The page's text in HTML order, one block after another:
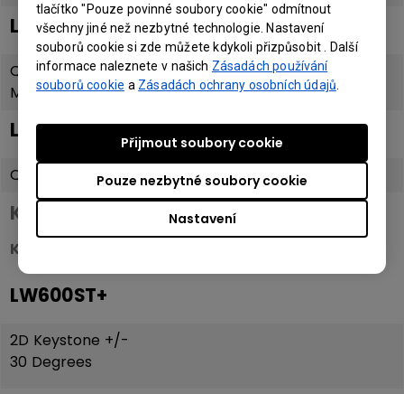
tlačítko "Pouze povinné soubory cookie" odmítnout
všechny jiné než nezbytné technologie. Nastavení
souborů cookie si zde můžete kdykoli přizpůsobit . Další
informace naleznete v našich Zásadách používání
souborů cookie a Zásadách ochrany osobních údajů
Nastavení
Pouze nezbytné soubory cookie
Přijmout soubory cookie
LH835ST
Quick Focus
Motorized Zoom
LH850ST
Quick Focus
Key Spec
Keystone
LW600ST+
2D Keystone +/-
30 Degrees